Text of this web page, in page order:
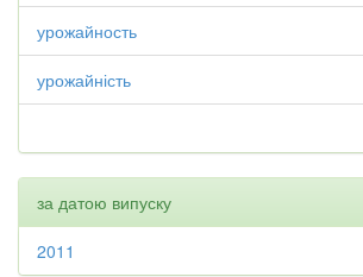
урожайность
урожайність
за датою випуску
2011